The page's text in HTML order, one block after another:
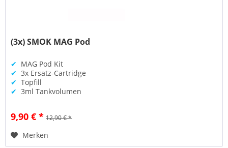
(3x) SMOK MAG Pod
✔ MAG Pod Kit
✔ 3x Ersatz-Cartridge
✔ Topfill
✔ 3ml Tankvolumen
9,90 € * 12,90 € *
Merken